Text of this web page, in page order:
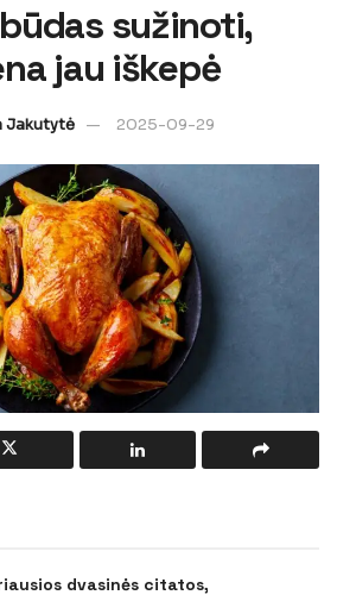
sužinoti,
jau iškepė
Jakutytė 2025-09-29
dvasinės citatos,